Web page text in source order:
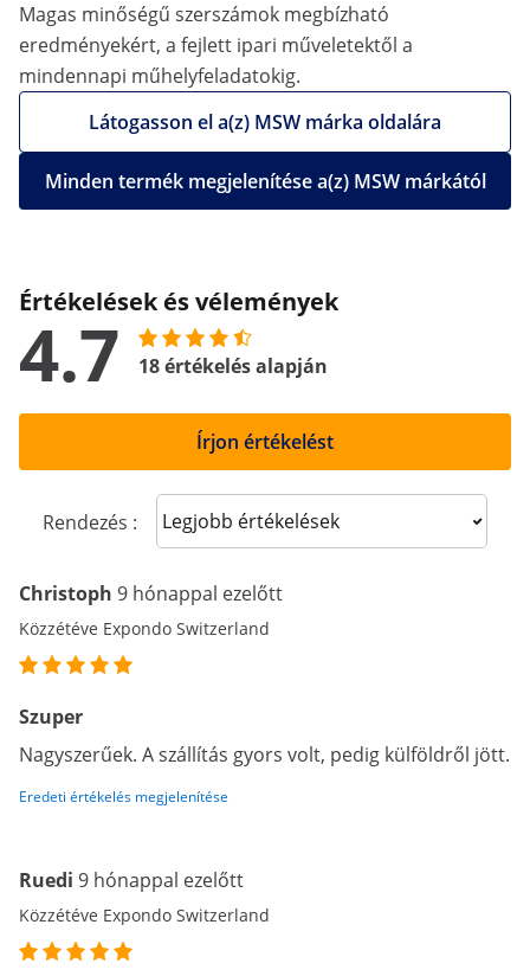
Magas minőségű szerszámok megbízható
eredményekért, a fejlett ipari műveletektől a
mindennapi műhelyfeladatokig.
Látogasson el a(z) MSW márka oldalára
Minden termék megjelenítése a(z) MSW márkától
Értékelések és vélemények
4.7 18 értékelés alapján
Írjon értékelést
Rendezés : Sort reviews
Christoph 9 hónappal ezelőtt
Közzétéve Expondo Switzerland
Szuper
Nagyszerűek. A szállítás gyors volt, pedig külföldről jött.
Eredeti értékelés megjelenítése
Ruedi 9 hónappal ezelőtt
Közzétéve Expondo Switzerland